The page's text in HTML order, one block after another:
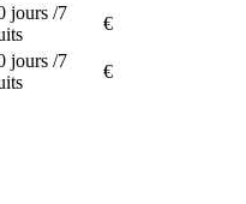
jours /7
€
jours /7
€